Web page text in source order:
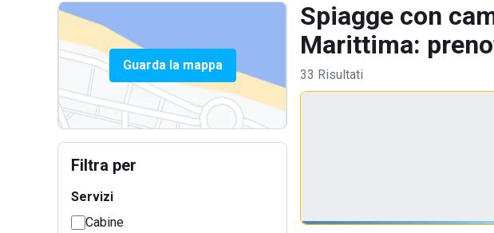
Guarda la mappa
Filtra per
Servizi
Cabine
Spiagge con
Marittima:
33 Risultati